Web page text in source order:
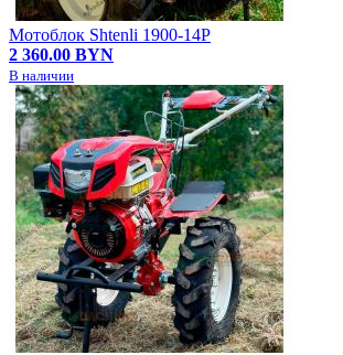
Мотоблок Shtenli 1900-14P
2 360.00 BYN
В наличии